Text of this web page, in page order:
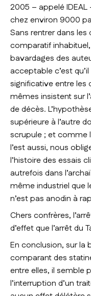
2005 – appelé
chez environ 9000
Sans rentrer dans
comparatif
bavardages des
acceptable c’est
significative entre les
mêmes insistent sur
de décès.
supérieure à l’autre
scrupule ; et comme
l’est aussi, nous
l’histoire des essais
autrefois dans
même industriel que
n’est pas anodin à
Chers confrères,
d’effet que l’arrêt du
En conclusion, sur la
comparant des
entre elles, il semble
l’interruption d’un